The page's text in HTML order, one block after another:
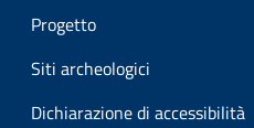
Progetto
Siti archeologici
Dichiarazione di accessibilità